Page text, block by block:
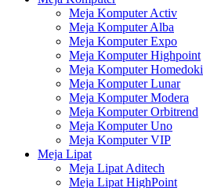
Meja Komputer Activ
Meja Komputer Alba
Meja Komputer Expo
Meja Komputer Highpoint
Meja Komputer Homedoki
Meja Komputer Lunar
Meja Komputer Modera
Meja Komputer Orbitrend
Meja Komputer Uno
Meja Komputer VIP
Meja Lipat
Meja Lipat Aditech
Meja Lipat HighPoint